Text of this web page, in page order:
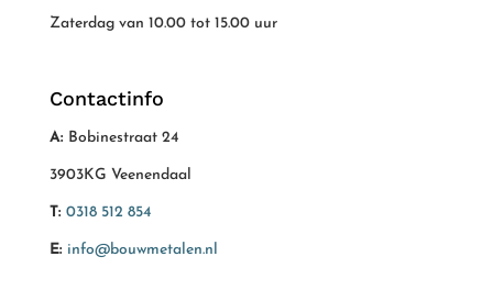
Zaterdag van 10.00 tot 15.00 uur
Contactinfo
A: Bobinestraat 24
3903KG Veenendaal
T: 0318 512 854
E: info@bouwmetalen.nl